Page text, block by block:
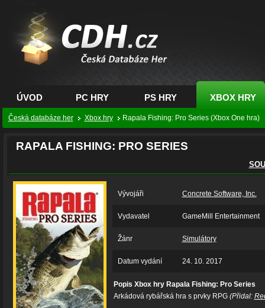
CDH.cz - hry na PC,
PS, XBOX - Česká
databáze her
ÚVOD PC HRY PS HRY XBOX HRY
Česká databáze her Xbox hry Rapala Fishing: Pro Series (Xbox One hra)
RAPALA FISHING: PRO SERIES
Vývojáři Concrete Software, Inc.
Vydavatel GameMill Entertainment
Žánr Simulátory
Datum vydání 24. 10. 2017
Popis Xbox hry Rapala Fishing: Pro Series
Arkádová rybářská hra s prvky RPG(Přidal: